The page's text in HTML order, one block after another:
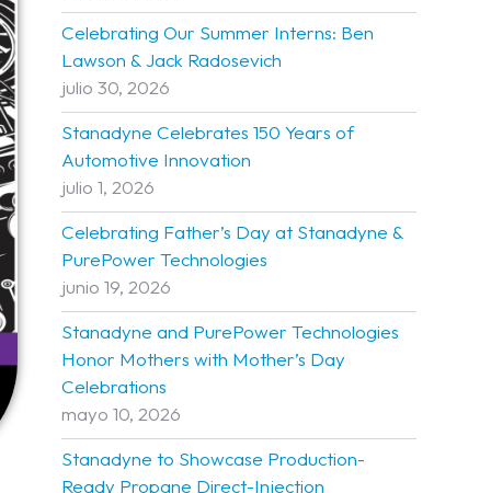
Celebrating Our Summer Interns: Ben
Lawson & Jack Radosevich
julio 30, 2026
Stanadyne Celebrates 150 Years of
Automotive Innovation
julio 1, 2026
Celebrating Father’s Day at Stanadyne &
PurePower Technologies
junio 19, 2026
Stanadyne and PurePower Technologies
Honor Mothers with Mother’s Day
Celebrations
mayo 10, 2026
Stanadyne to Showcase Production-
Ready Propane Direct-Injection